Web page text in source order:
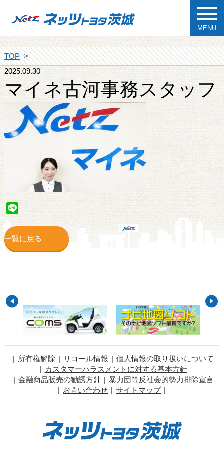
MENU
TOP
2025.09.30
マイネ古河事務スタッフ
Line
一覧に戻る
所有権解除 リコール情報
個人情報の取り扱いについて
カスタマーハラスメントに対する基本方針
金融商品販売の勧誘方針
暴力団等反社会的勢力排除宣言
お問い合わせ
サイトマップ